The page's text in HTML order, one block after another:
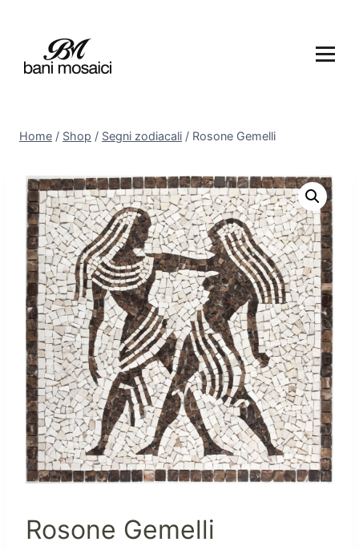
Home / Shop / Segni zodiacali / Rosone Gemelli
Rosone Gemelli